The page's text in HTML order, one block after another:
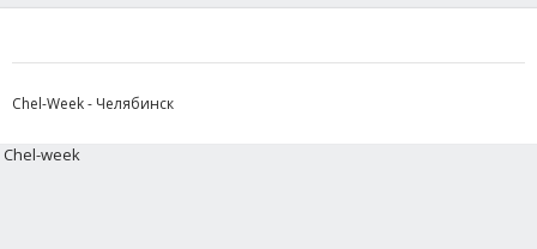
Chel-Week - Челябинск
Chel-week